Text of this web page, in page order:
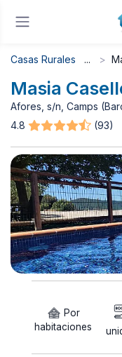
Casas Rurales
Masia
Afores, s/n, Camps
4.8
(93)
Por
habitaciones